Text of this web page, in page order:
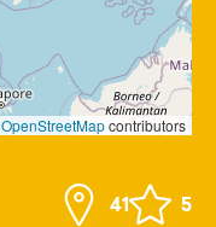
OpenStreetMapcontributors
41 5